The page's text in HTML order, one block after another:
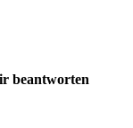
beantworten